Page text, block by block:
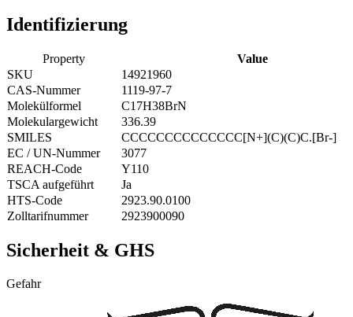
Identifizierung
Property
Value
SKU
14921960
CAS-Nummer
1119-97-7
Molekülformel
C17H38BrN
Molekulargewicht
336.39
SMILES
CCCCCCCCCCCCCC[N+](C)(C)C.[Br-]
EC / UN-Nummer
3077
REACH-Code
Y110
TSCA aufgeführt
Ja
HTS-Code
2923.90.0100
Zolltarifnummer
2923900090
Sicherheit & GHS
Gefahr